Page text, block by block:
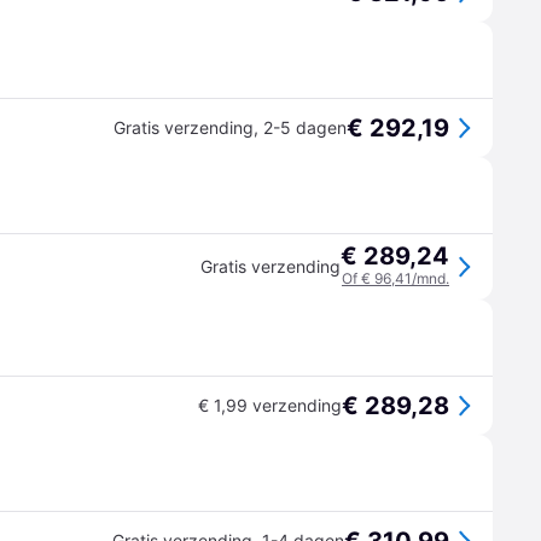
Gratis verzending, 2-5 dagen€ 292,19
Gratis verzending€ 289,24
Of € 96,41/mnd.
€ 1,99 verzending€ 289,28